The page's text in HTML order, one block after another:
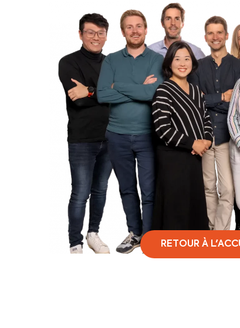
RETOUR À